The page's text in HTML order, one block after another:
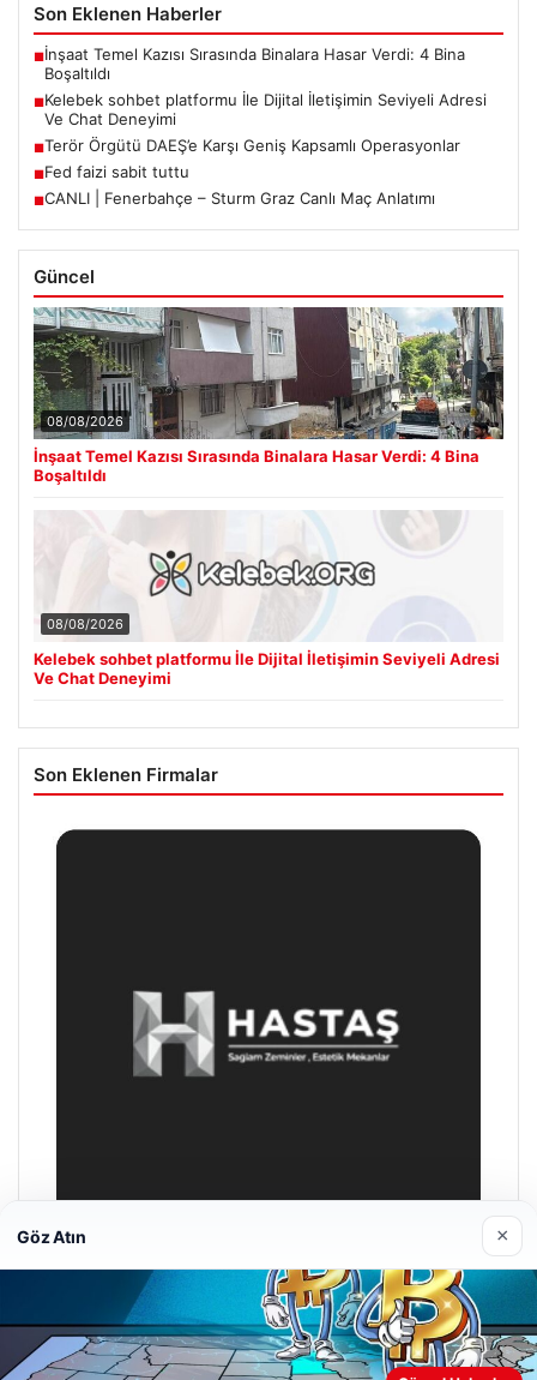
Son Eklenen Haberler
■İnşaat Temel Kazısı Sırasında Binalara Hasar Verdi: 4 Bina
Boşaltıldı
■Kelebek sohbet platformu İle Dijital İletişimin Seviyeli Adresi
Ve Chat Deneyimi
■Terör Örgütü DAEŞ’e Karşı Geniş Kapsamlı Operasyonlar
■Fed faizi sabit tuttu
■CANLI | Fenerbahçe – Sturm Graz Canlı Maç Anlatımı
Güncel
08/08/2026
İnşaat Temel Kazısı Sırasında Binalara Hasar Verdi: 4 Bina
Boşaltıldı
08/08/2026
Kelebek sohbet platformu İle Dijital İletişimin Seviyeli Adresi
Ve Chat Deneyimi
Son Eklenen Firmalar
Hastaş Beton
26/05/2026
Göz Atın ×